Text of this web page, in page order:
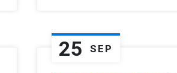
25 SEP